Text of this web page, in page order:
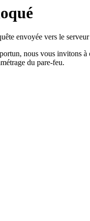
envoyée vers le
nous vous invitons à
du pare-feu.